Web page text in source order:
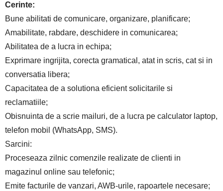
Cerinte:
Bune abilitati de comunicare, organizare, planificare;
Amabilitate, rabdare, deschidere in comunicarea;
Abilitatea de a lucra in echipa;
Exprimare ingrijita, corecta gramatical, atat in scris, cat si in
conversatia libera;
Capacitatea de a solutiona eficient solicitarile si
reclamatiile;
Obisnuinta de a scrie mailuri, de a lucra pe calculator laptop,
telefon mobil (WhatsApp, SMS).
Sarcini:
Proceseaza zilnic comenzile realizate de clienti in
magazinul online sau telefonic;
Emite facturile de vanzari, AWB-urile, rapoartele necesare;